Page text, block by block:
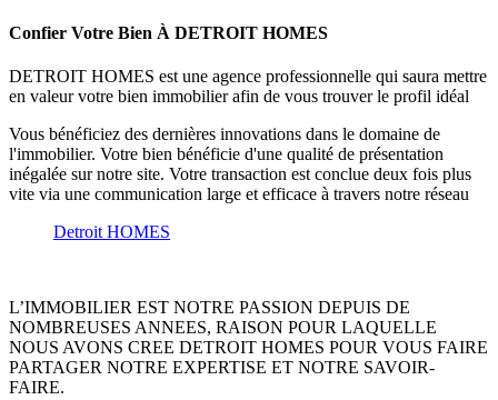
Confier Votre Bien À DETROIT HOMES
DETROIT HOMES est une agence professionnelle qui saura mettre
en valeur votre bien immobilier afin de vous trouver le profil idéal
Vous bénéficiez des dernières innovations dans le domaine de
l'immobilier. Votre bien bénéficie d'une qualité de présentation
inégalée sur notre site. Votre transaction est conclue deux fois plus
vite via une communication large et efficace à travers notre réseau
Detroit HOMES
L’IMMOBILIER EST NOTRE PASSION DEPUIS DE
NOMBREUSES ANNEES, RAISON POUR LAQUELLE
NOUS AVONS CREE DETROIT HOMES POUR VOUS FAIRE
PARTAGER NOTRE EXPERTISE ET NOTRE SAVOIR-
FAIRE.